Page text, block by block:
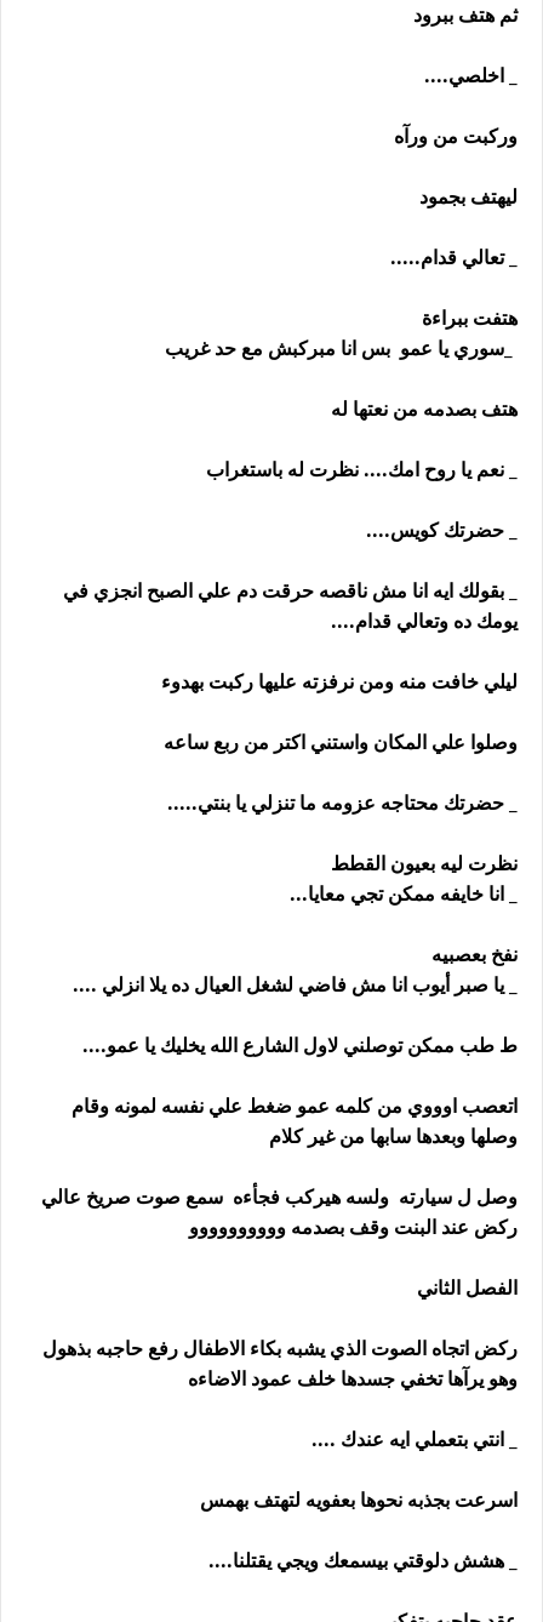
ثم هتف ببرود
_ اخلصي....
وركبت من ورآه
ليهتف بجمود
_ تعالي قدام.....
هتفت ببراءة
_سوري يا عمو بس انا مبركبش مع حد غريب
هتف بصدمه من نعتها له
_ نعم يا روح امك.... نظرت له باستغراب
_ حضرتك كويس....
_ بقولك ايه انا مش ناقصه حرقت دم علي الصبح انجزي في
يومك ده وتعالي قدام....
ليلي خافت منه ومن نرفزته عليها ركبت بهدوء
وصلوا علي المكان واستني اكتر من ربع ساعه
_ حضرتك محتاجه عزومه ما تنزلي يا بنتي.....
نظرت ليه بعيون القطط
_ انا خايفه ممكن تجي معايا...
نفخ بعصبيه
_ يا صبر أيوب انا مش فاضي لشغل العيال ده يلا انزلي ....
ط طب ممكن توصلني لاول الشارع الله يخليك يا عمو....
اتعصب اوووي من كلمه عمو ضغط علي نفسه لمونه وقام
وصلها وبعدها سابها من غير كلام
وصل ل سيارته ولسه هيركب فجأءه سمع صوت صريخ عالي
ركض عند البنت وقف بصدمه وووووووووو
الفصل الثاني
ركض اتجاه الصوت الذي يشبه بكاء الاطفال رفع حاجبه بذهول
وهو يرآها تخفي جسدها خلف عمود الاضاءه
_ انتي بتعملي ايه عندك ....
اسرعت بجذبه نحوها بعفويه لتهتف بهمس
_ هشش دلوقتي بيسمعك ويجي يقتلنا....